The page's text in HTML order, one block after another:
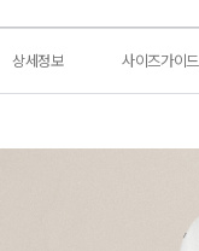
상세정보 사이즈가이드